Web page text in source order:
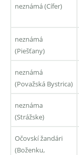
neznámá (Cífer)
neznámá
(Piešťany)
neznámá
(Považská Bystrica)
neznáma
(Strážske)
Očovskí žandári
(Boženku,